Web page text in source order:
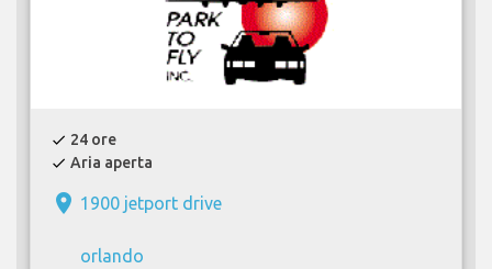
check 24 ore
check Aria aperta
place 1900 jetport drive
orlando